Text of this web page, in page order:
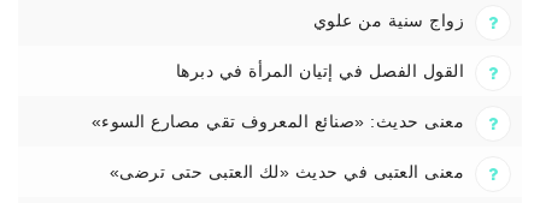
زواج سنية من علوي
القول الفصل في إتيان المرأة في دبرها
معنى حديث: «صنائع المعروف تقي مصارع السوء»
معنى العتبى في حديث «لك العتبى حتى ترضى»